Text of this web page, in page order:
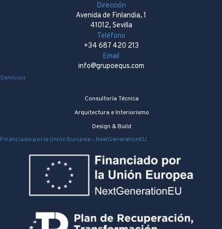
Dirección
Avenida de Finlandia, 1
41012, Sevilla
Teléfono
+34 687 420 213
Email
info@grupoequs.com
Servicios
Consultoría Técnica
Arquitectura e Interiorismo
Design & Build
Financiado por la Unión Europea - NextGenerationEU